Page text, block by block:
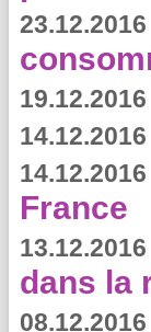
23.12.2016
19.12.2016
14.12.2016
14.12.2016
France
13.12.2016
dans la
08.12.2016